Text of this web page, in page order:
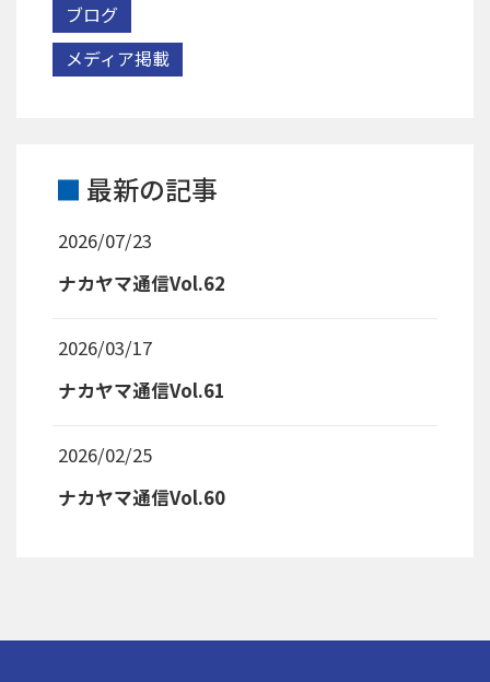
ブログ
メディア掲載
最新の記事
2026/07/23
ナカヤマ通信Vol.62
2026/03/17
ナカヤマ通信Vol.61
2026/02/25
ナカヤマ通信Vol.60